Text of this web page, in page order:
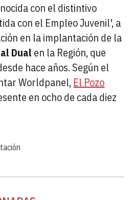
con el distintivo
con el Empleo Juvenil', a
en la implantación de la
Dualen la Región, que
hace años. Según el
Worldpanel, El Pozo
en ocho de cada diez